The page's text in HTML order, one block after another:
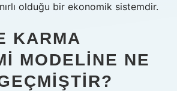
olduğu bir ekonomik sistemdir.
KARMA
MODELINE NE